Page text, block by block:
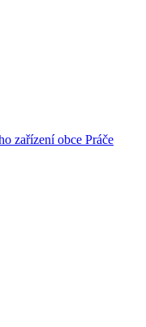
zařízení obce Práče